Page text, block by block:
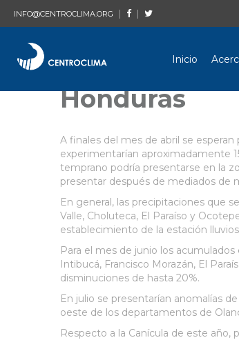
INFO@CENTROCLIMA.ORG | |
Inicio
Honduras
A finales del mes de abril se
experimentarían aproximadamente
temprano podría presentarse en la
presentar después de mediados de
En general, las precipitaciones que
Valle, Choluteca, El Paraíso y
establecimiento de la estación
Para el mes de junio los
Intibucá, Francisco Morazán, El
disminuciones de hasta 20%.
En julio se presentarían anomalías
oeste de los departamentos de
Respecto a la Canícula de este